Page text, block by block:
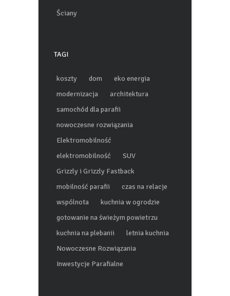
Ściany
TAGI
koszty dom
eko energia
modernizacja
architektura
samochód dla parafii
nowoczesne rozwiązania
Elektromobilność
elektromobilność
SUV
Grizzly i Grizzly Fastback
mobilność parafii
czas na relacje
wspólnota
kuchnia w ogrodzie
gotowanie na świeżym powietrzu
kuchnia na plebanii
letnia kuchnia
Nowoczesne Rozwiązania
Inwestycje Parafialne